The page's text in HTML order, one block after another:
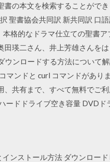
書の本文を検索することがで
聖書協会共同訳 新共同訳 口
本格的なドラマ仕立ての聖書
田瑛二さん、井上芳雄さんを
ウンロードする方法について
マンドと curl コマンドがあ
共有まで、すべて無料でご
ードドライブ空き容量 DVDド
ンストール方法 ダウンロー